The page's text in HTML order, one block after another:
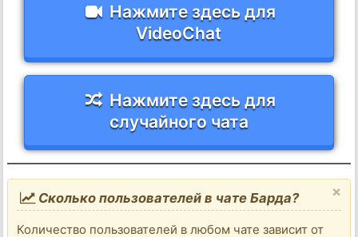
Нажмите здесь для
VideoChat
Нажмите здесь для
случайного чата
×
Сколько пользователей в чате Барда?
Количество пользователей в любом чате зависит от